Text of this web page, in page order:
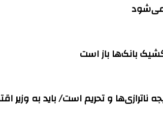
می‌شود
بانک‌ها باز است
ناترازی‌ها و تحریم است/ باید به وزیر